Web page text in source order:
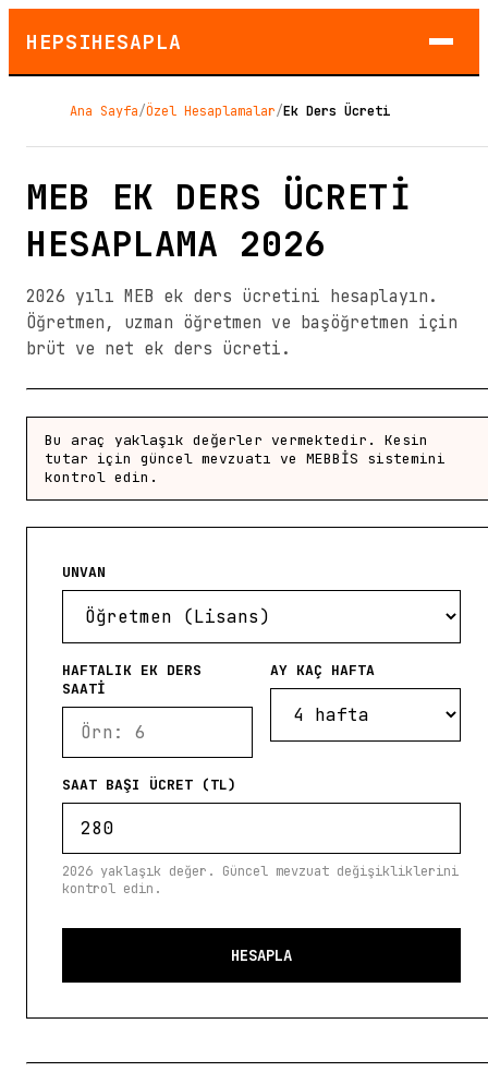
HEPSIHESAPLA
Ana Sayfa/Özel Hesaplamalar/Ek Ders Ücreti
MEB EK DERS ÜCRETI
HESAPLAMA 2026
2026 yılı MEB ek ders ücretini hesaplayın.
Öğretmen, uzman öğretmen ve başöğretmen için
brüt ve net ek ders ücreti.
Bu araç yaklaşık değerler vermektedir. Kesin
tutar için güncel mevzuatı ve MEBBİS sistemini
kontrol edin.
UNVAN
HAFTALIK EK DERS
SAATI
AY KAÇ HAFTA
SAAT BAŞI ÜCRET (TL)
2026 yaklaşık değer. Güncel mevzuat değişikliklerini
kontrol edin.
HESAPLA